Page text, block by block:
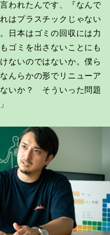
われたんです、『なんで
はプラスチックじゃない
日本はゴミの回収には力
ゴミを出さないことにも
ないのではないか。僕ら
んらかの形でリニューア
いか？ そういった問題